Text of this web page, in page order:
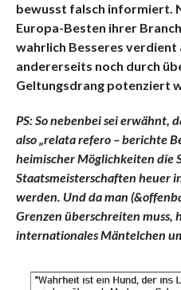
bewusst falsch informiert.
Europa-Besten ihrer
wahrlich Besseres verdient
andererseits noch durch
Geltungsdrang potenziert
PS: So nebenbei sei erwähnt,
also „relata refero – berichte
heimischer Möglichkeiten die
Staatsmeisterschaften heuer
werden. Und da man
Grenzen überschreiten muss,
internationales Mäntelchen